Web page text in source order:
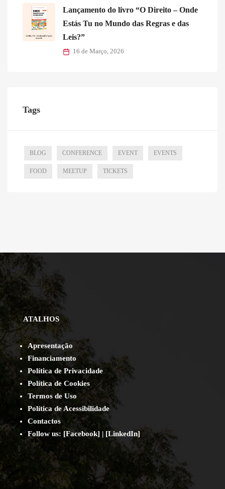
Lançamento do livro “O Direito – Onde
Estás Tu no Mundo das Regras e das
Leis?”
16 de Março, 2026
Tags
BLOG CONFERENCE EVENT EVENTS
FOOD MEETUP TICKETS
ATALHOS
Apresentação
Financiamento
Política de Privacidade
Política de Cookies
Termos de Uso
Política de Acessibilidade
Contactos
Follow us: [Facebook] | [LinkedIn]